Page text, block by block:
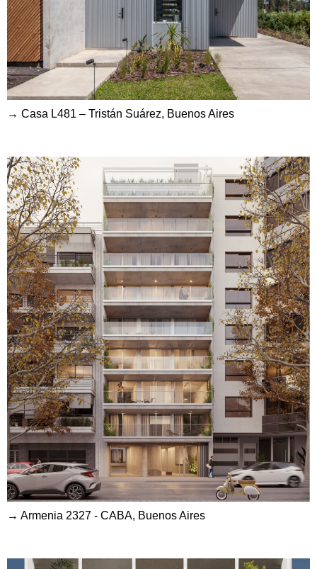
→ Casa L481 – Tristán Suárez, Buenos Aires
→ Armenia 2327 - CABA, Buenos Aires